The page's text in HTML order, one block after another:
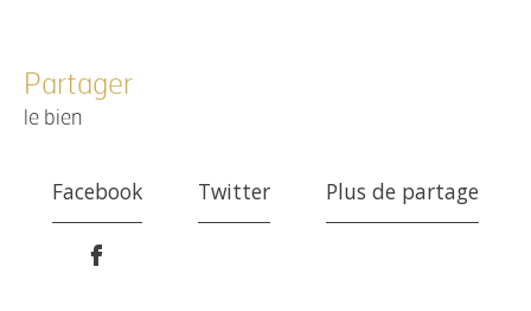
partager
le bien
Facebook Twitter Plus de partage